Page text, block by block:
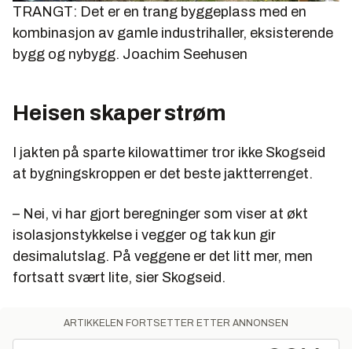
TRANGT: Det er en trang byggeplass med en
kombinasjon av gamle industrihaller, eksisterende
bygg og nybygg. Joachim Seehusen
Heisen skaper strøm
I jakten på sparte kilowattimer tror ikke Skogseid
at bygningskroppen er det beste jaktterrenget.
– Nei, vi har gjort beregninger som viser at økt
isolasjonstykkelse i vegger og tak kun gir
desimalutslag. På veggene er det litt mer, men
fortsatt svært lite, sier Skogseid.
ARTIKKELEN FORTSETTER ETTER ANNONSEN